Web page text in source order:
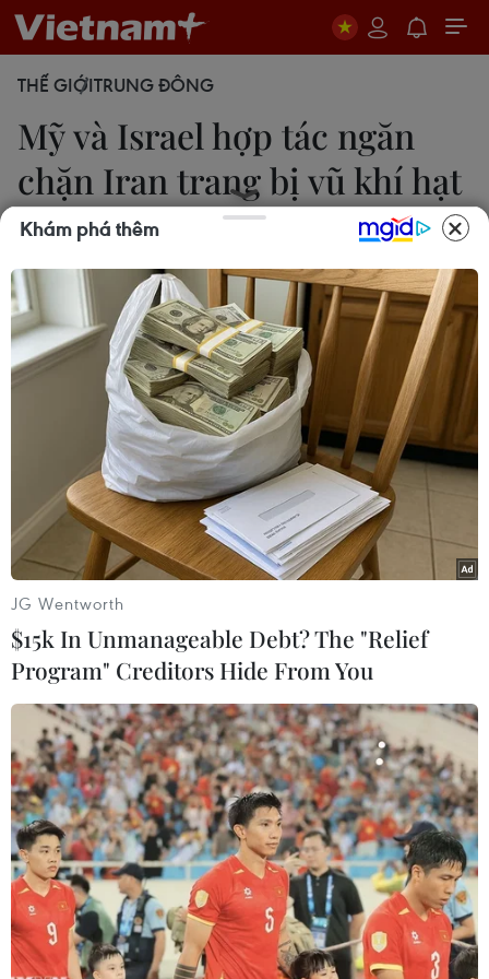
THẾ GIỚITRUNG ĐÔNG
Mỹ và Israel hợp tác ngăn
chặn Iran trang bị vũ khí hạt
nhân
Vũ Hội
27/03/2022 09:48
Phát biểu tại họp báo, Ngoại trưởng Israel Yair
Lapid tuyên bố Israel và Mỹ sẽ hợp tác để ngăn
chặn Iran sở hữu vũ khí hạt nhân dù vẫn còn
những bất đồng về thỏa thuận hạt nhân (Iran).
Ngoại trưởng Mỹ Antony Blinken (trái) và Ngoại trưởng Israel
Yair Lapid. (Nguồn: timesofisrael)
Tại cuộc họp báo chung sáng 27/3 tại Jerusalem,
Ngoại trưởng Mỹ Antony Blinken và Ngoại
trưởng Israel Yair Lapid cam kết sẽ hợp tác
ngăn chặn Iran phát triển và sở hữu vũ khí hạt
Khám phá thêm
JG Wentworth
$15k In Unmanageable Debt? The "Relief
Program" Creditors Hide From You